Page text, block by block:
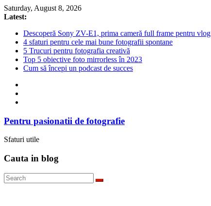
Skip
to
Saturday, August 8, 2026
Latest:
Descoperă Sony ZV-E1, prima cameră full frame pentru vlog
4 sfaturi pentru cele mai bune fotografii spontane
5 Trucuri pentru fotografia creativă
Top 5 obiective foto mirrorless în 2023
Cum să începi un podcast de succes
Pentru pasionatii de fotografie
Sfaturi utile
Cauta in blog